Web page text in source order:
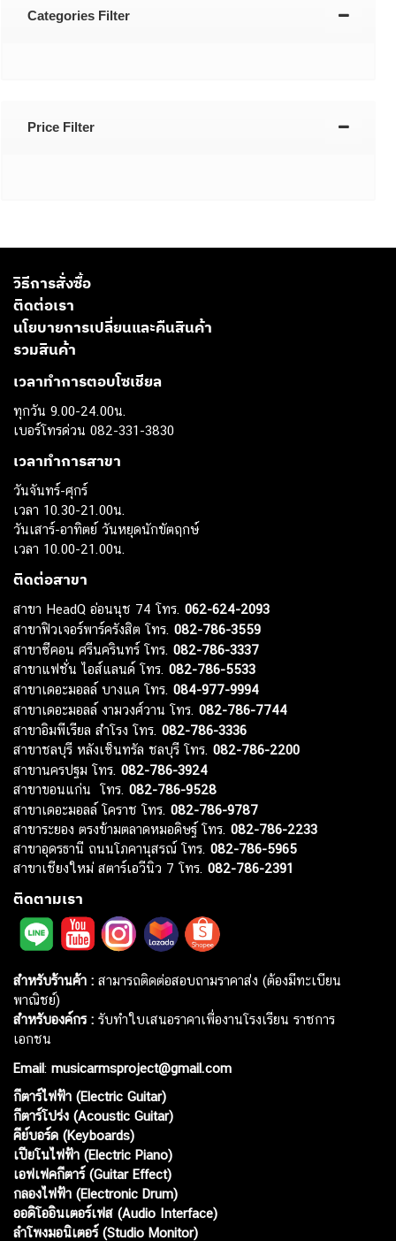
Categories Filter
Price Filter
วิธีการสั่งซื้อ
ติดต่อเรา
นโยบายการเปลี่ยนและคืนสินค้า
รวมสินค้า
เวลาทำการตอบโซเชียล
ทุกวัน 9.00-24.00น.
เบอร์โทรด่วน 082-331-3830
เวลาทำการสาขา
วันจันทร์-ศุกร์
เวลา 10.30-21.00น.
วันเสาร์-อาทิตย์ วันหยุดนักขัตฤกษ์
เวลา 10.00-21.00น.
ติดต่อสาขา
สาขา HeadQ อ่อนนุช 74 โทร. 062-624-2093
สาขาฟิวเจอร์พาร์ครังสิต โทร. 082-786-3559
สาขาซีคอน ศรีนครินทร์ โทร. 082-786-3337
สาขาแฟชั่น ไอส์แลนด์ โทร. 082-786-5533
สาขาเดอะมอลล์ บางแค โทร. 084-977-9994
สาขาเดอะมอลล์ งามวงศ์วาน โทร. 082-786-7744
สาขาอิมพีเรียล สำโรง โทร. 082-786-3336
สาขาชลบุรี หลังเซ็นทรัล ชลบุรี โทร. 082-786-2200
สาขานครปฐม โทร. 082-786-3924
สาขาขอนแก่น โทร. 082-786-9528
สาขาเดอะมอลล์ โคราช โทร. 082-786-9787
สาขาระยอง ตรงข้ามตลาดหมอดิษฐ์ โทร. 082-786-2233
สาขาอุดรธานี ถนนโภคานุสรณ์ โทร. 082-786-5965
สาขาเชียงใหม่ สตาร์เอวีนิว 7 โทร. 082-786-2391
ติดตามเรา
สำหรับร้านค้า : สามารถติดต่อสอบถามราคาส่ง (ต้องมีทะเบียน
พาณิชย์)
สำหรับองค์กร : รับทำใบเสนอราคาเพื่องานโรงเรียน ราชการ
เอกชน
Email: musicarmsproject@gmail.com
กีตาร์ไฟฟ้า (Electric Guitar)
กีตาร์โปร่ง (Acoustic Guitar)
คีย์บอร์ด (Keyboards)
เปียโนไฟฟ้า (Electric Piano)
เอฟเฟคกีตาร์ (Guitar Effect)
กลองไฟฟ้า (Electronic Drum)
ออดิโออินเตอร์เฟส (Audio Interface)
ลำโพงมอนิเตอร์ (Studio Monitor)